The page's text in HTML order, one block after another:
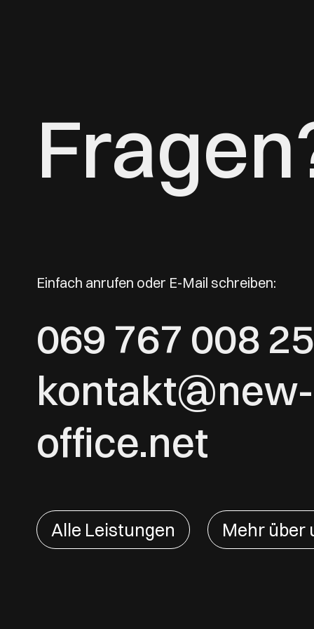
Einfach anrufen oder E-Mail schreiben:
069 767 008 25
kontakt@new-
office.net
Alle Leistungen Mehr über